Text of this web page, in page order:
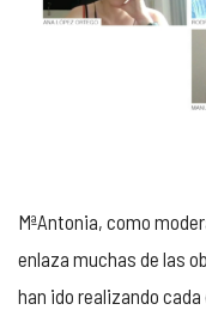
MªAntonia, como
enlaza muchas de las
han ido realizando